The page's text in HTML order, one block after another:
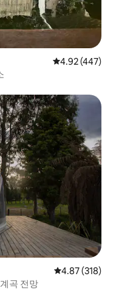
평점 4.92점(5
4.92 (447)
평점 4.87점(5
4.87 (318)
곡 전망